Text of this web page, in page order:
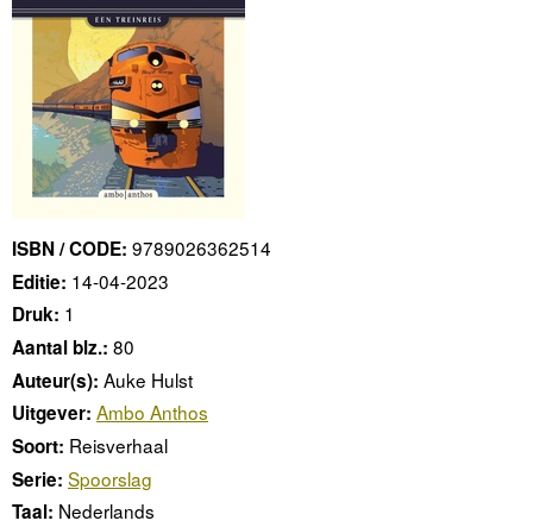
ISBN / CODE: 9789026362514
Editie: 14-04-2023
Druk: 1
Aantal blz.: 80
Auteur(s): Auke Hulst
Uitgever: Ambo Anthos
Soort: Reisverhaal
Serie: Spoorslag
Taal: Nederlands